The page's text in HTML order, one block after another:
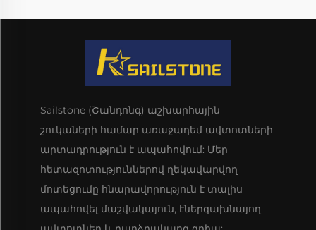
Sailstone (Շանդոնգ) աշխարհային
շուկաների համար առաջադեմ ավտոտների
արտադրություն է ապահովում: Մեր
հետազոտություններով ղեկավարվող
մոտեցումը հնարավորություն է տալիս
ապահովել մաշվակայուն, էներգախնայող